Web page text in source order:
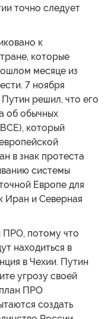
точно следует
к
которые
месяце из
7 ноября
решил, что его
об обычных
который
в знак протеста
системы
Европе для
Иран и Северная
ПРО, потому что
находиться в
в Чехии. Путин
угрозу своей
план ПРО
создать